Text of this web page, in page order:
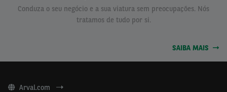
Conduza o seu negócio e a sua viatura sem preocupações. Nós
tratamos de tudo por si.
SAIBA MAIS
Arval.com